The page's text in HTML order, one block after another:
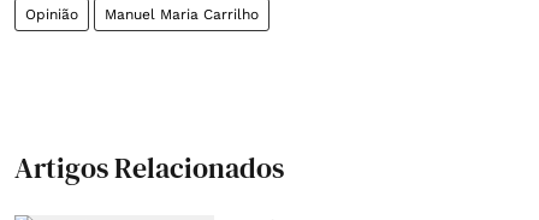
Opinião Manuel Maria Carrilho
Artigos Relacionados